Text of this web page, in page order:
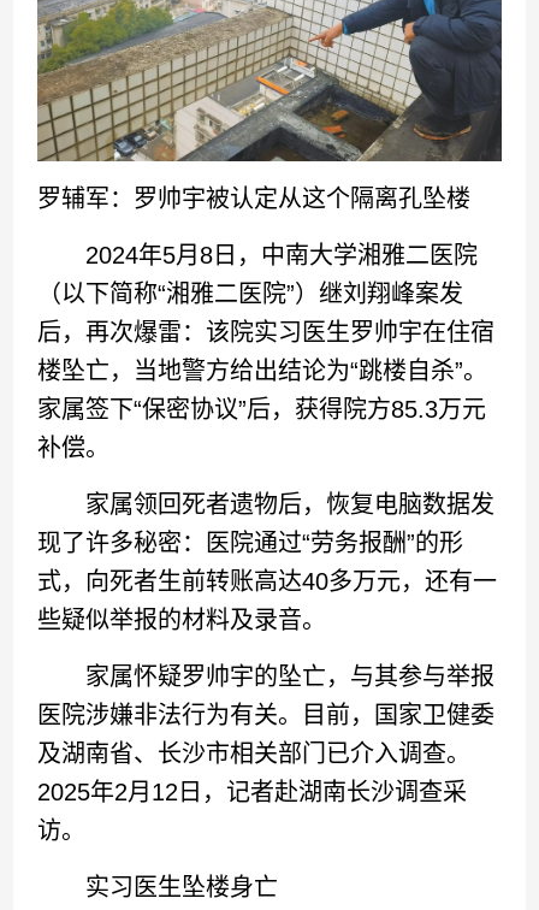
罗辅军：罗帅宇被认定从这个隔离孔坠楼
2024年5月8日，中南大学湘雅二医院
（以下简称“湘雅二医院”）继刘翔峰案发
后，再次爆雷：该院实习医生罗帅宇在住宿
楼坠亡，当地警方给出结论为“跳楼自杀”。
家属签下“保密协议”后，获得院方85.3万元
补偿。
家属领回死者遗物后，恢复电脑数据发
现了许多秘密：医院通过“劳务报酬”的形
式，向死者生前转账高达40多万元，还有一
些疑似举报的材料及录音。
家属怀疑罗帅宇的坠亡，与其参与举报
医院涉嫌非法行为有关。目前，国家卫健委
及湖南省、长沙市相关部门已介入调查。
2025年2月12日，记者赴湖南长沙调查采
访。
实习医生坠楼身亡